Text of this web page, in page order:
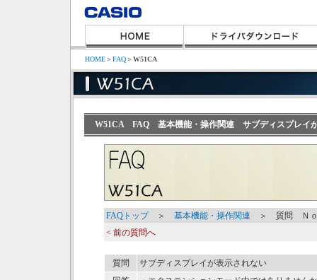
HOME＞FAQ＞W51CA
W51CA FAQ 基本機能・操作関連 サブディスプレイ
FAQトップ＞ 基本機能・操作関連 ＞ 質問 Ｎｏ
< 前の質問へ
質問
サブディスプレイが表示されない